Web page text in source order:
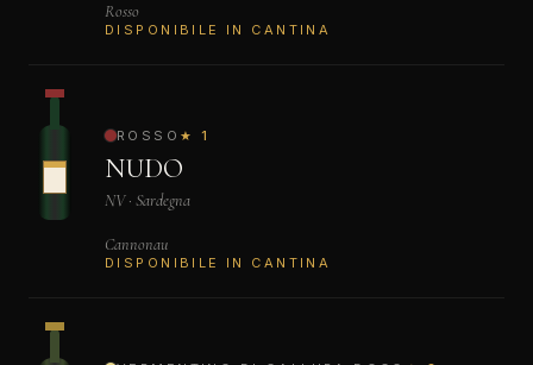
Rosso
DISPONIBILE IN CANTINA
ROSSO ★ 1
NUDO
NV · Sardegna
Cannonau
DISPONIBILE IN CANTINA